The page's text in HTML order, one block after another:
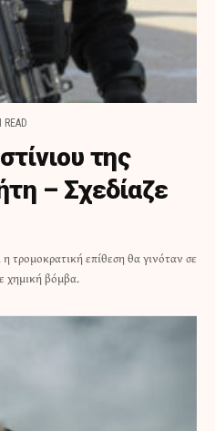
της
– Σχεδίαζε
τρομοκρατική επίθεση θα γινόταν σε
χημική βόμβα.